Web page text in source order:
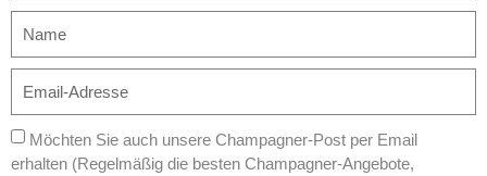
Möchten Sie auch unsere Champagner-Post per Email
erhalten (Regelmäßig die besten Champagner-Angebote,